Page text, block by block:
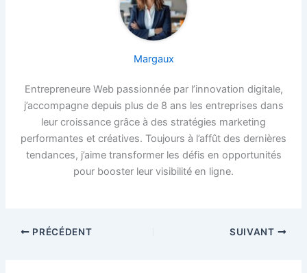
Margaux
Entrepreneure Web passionnée par l’innovation digitale,
j’accompagne depuis plus de 8 ans les entreprises dans
leur croissance grâce à des stratégies marketing
performantes et créatives. Toujours à l’affût des dernières
tendances, j’aime transformer les défis en opportunités
pour booster leur visibilité en ligne.
PRÉCÉDENT SUIVANT